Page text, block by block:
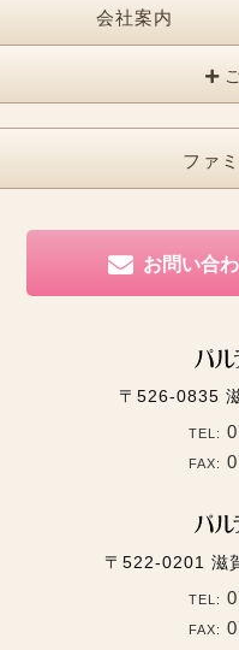
会社案内
ファ
お問い合
〒526-0835
TEL:
FAX:
〒522-0201 滋
TEL:
FAX: